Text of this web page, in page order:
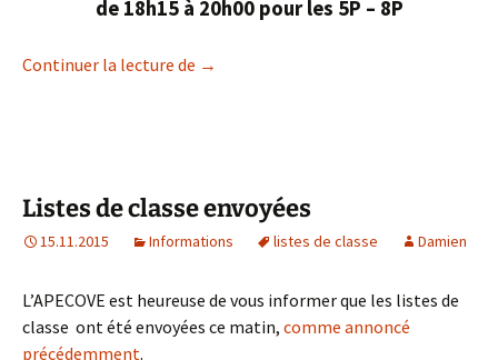
de 18h15 à 20h00 pour les 5P – 8P
Continuer la lecture de Boum de l’escalade 2015 – inscriptions
→
Listes de classe envoyées
15.11.2015 Informations listes de classe Damien
L’APECOVE est heureuse de vous informer que les listes de
classe ont été envoyées ce matin, comme annoncé
précédemment.